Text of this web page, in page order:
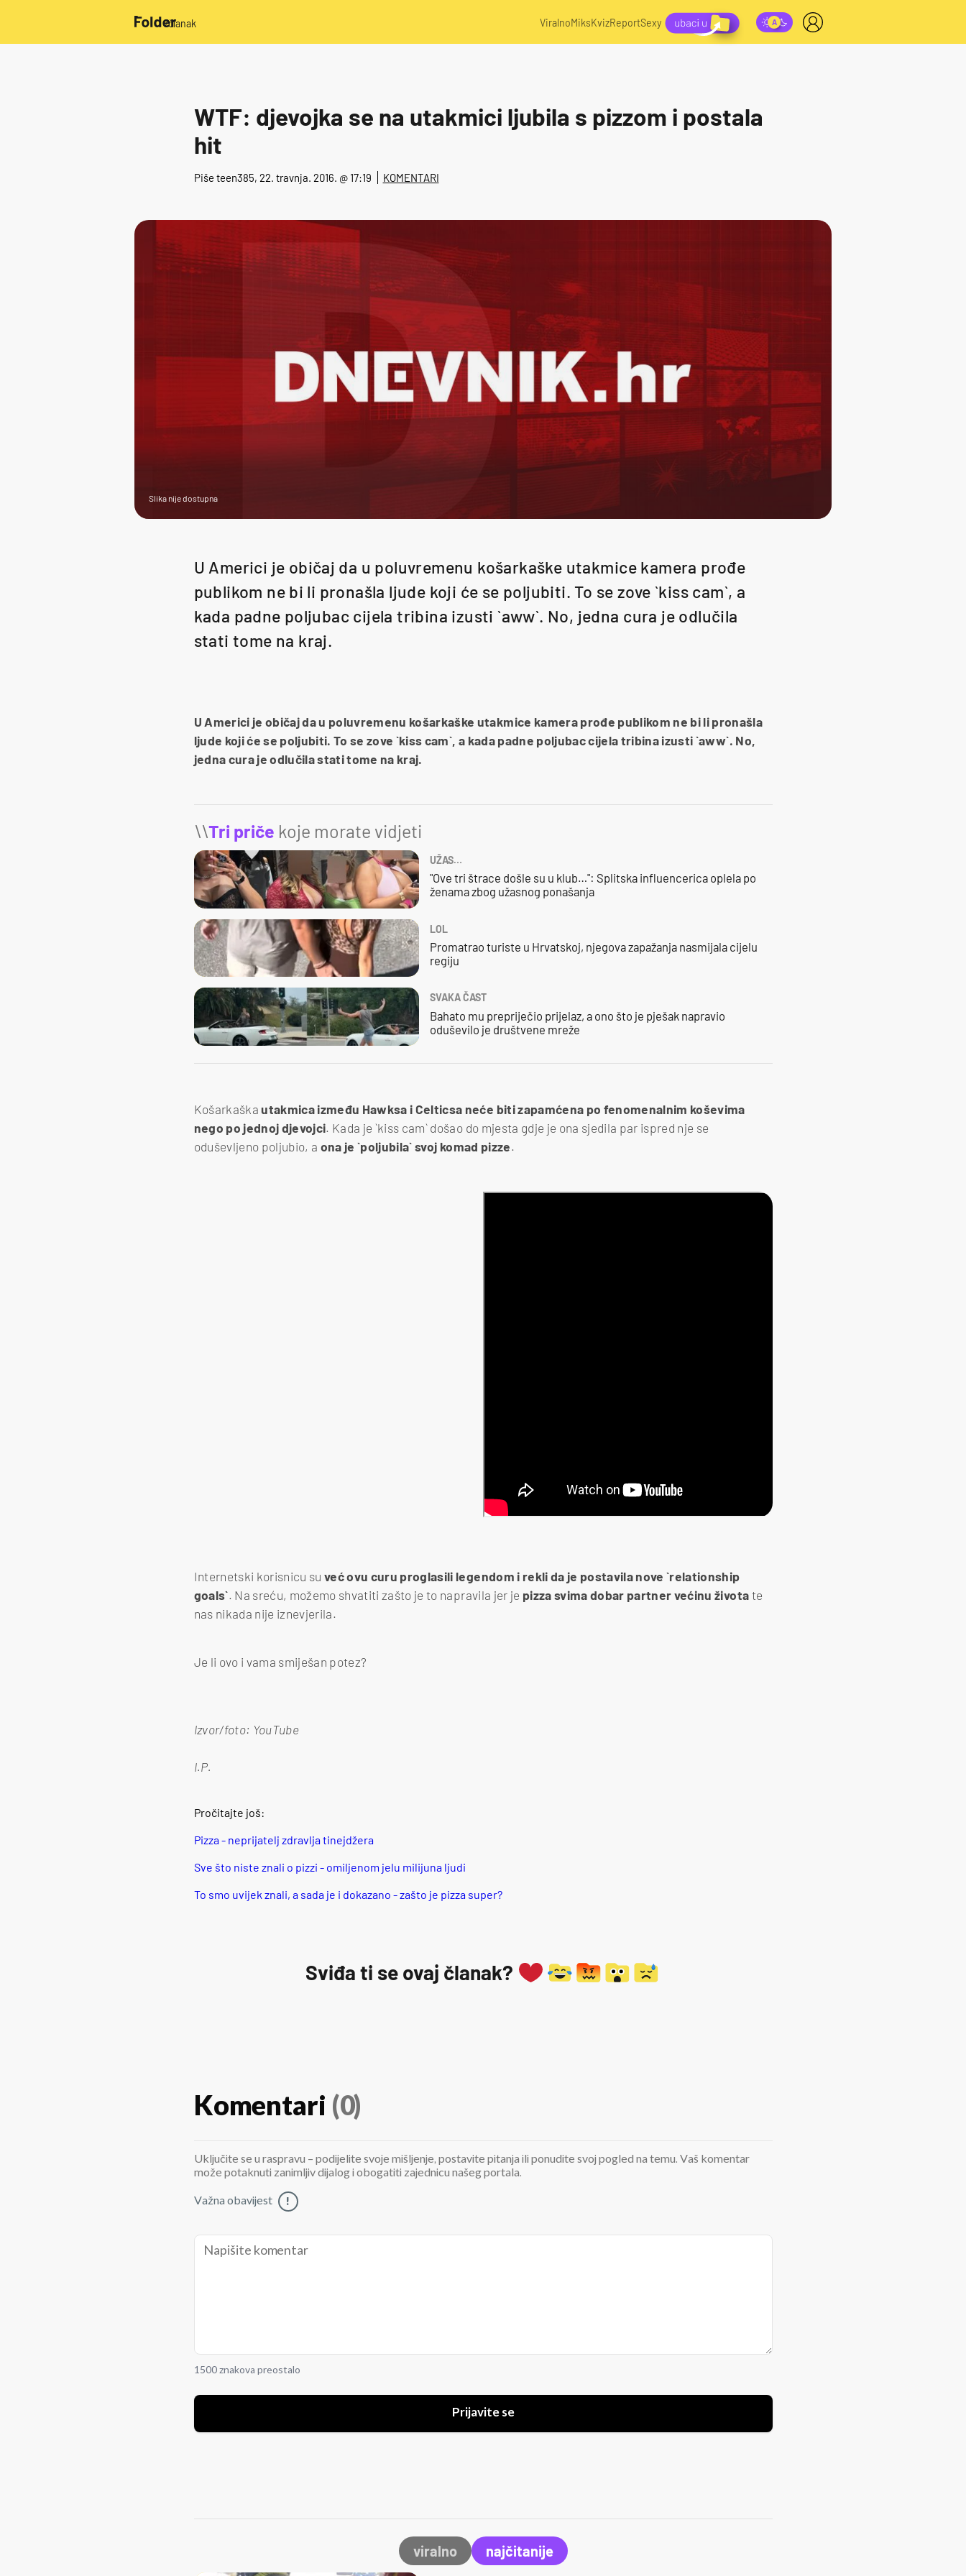
/članak ViralnoMiksKvizReportSexy
WTF: djevojka se na utakmici ljubila s pizzom i postala
hit
Piše teen385, 22. travnja. 2016. @ 17:19 KOMENTARI
Slika nije dostupna
U Americi je običaj da u poluvremenu košarkaške utakmice kamera prođe
publikom ne bi li pronašla ljude koji će se poljubiti. To se zove `kiss cam`, a
kada padne poljubac cijela tribina izusti `aww`. No, jedna cura je odlučila
stati tome na kraj.
U Americi je običaj da u poluvremenu košarkaške utakmice kamera prođe publikom ne bi li pronašla
ljude koji će se poljubiti. To se zove `kiss cam`, a kada padne poljubac cijela tribina izusti `aww`. No,
jedna cura je odlučila stati tome na kraj.
\\Tri priče koje morate vidjeti
UŽAS…
"Ove tri štrace došle su u klub…": Splitska influencerica oplela po
ženama zbog užasnog ponašanja
LOL
Promatrao turiste u Hrvatskoj, njegova zapažanja nasmijala cijelu
regiju
SVAKA ČAST
Bahato mu prepriječio prijelaz, a ono što je pješak napravio
oduševilo je društvene mreže
Košarkaškautakmica između Hawksa i Celticsa neće biti zapamćena po fenomenalnim koševima
nego po jednoj djevojci. Kada je `kiss cam` došao do mjesta gdje je ona sjedila par ispred nje se
oduševljeno poljubio, a ona je `poljubila` svoj komad pizze.
Internetski korisnicu su već ovu curu proglasili legendom i rekli da je postavila nove `relationship
goals`. Na sreću, možemo shvatiti zašto je to napravila jer je pizza svima dobar partner većinu života te
nas nikada nije iznevjerila.
Je li ovo i vama smiješan potez?
Izvor/foto: YouTube
I.P.
Pročitajte još:
Pizza - neprijatelj zdravlja tinejdžera
Sve što niste znali o pizzi - omiljenom jelu milijuna ljudi
To smo uvijek znali, a sada je i dokazano - zašto je pizza super?
Sviđa ti se ovaj članak?
Komentari (0)
Uključite se u raspravu – podijelite svoje mišljenje, postavite pitanja ili ponudite svoj pogled na temu. Vaš komentar
može potaknuti zanimljiv dijalog i obogatiti zajednicu našeg portala.
Važna obavijest !
1500 znakova preostalo
Prijavite se
viralno najčitanije